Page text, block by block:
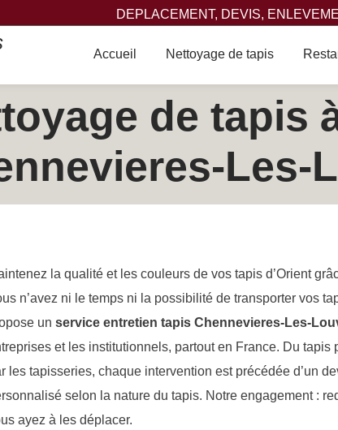
DEPLACEMENT, DEVIS,
Accueil Nettoyage de tapis
de tapis
Les-
la qualité et les couleurs de vos tapis d’Orient
n’avez ni le temps ni la possibilité de transporter vos
un service entretien tapis Chennevieres-Les-
et les institutionnels, partout en France. Du tapis
les tapisseries, chaque intervention est précédée d’un
selon la nature du tapis. Notre engagement :
ayez à les déplacer.